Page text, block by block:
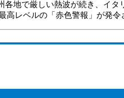
地で厳しい熱波が続き、イタ
高レベルの「赤色警報」が発令